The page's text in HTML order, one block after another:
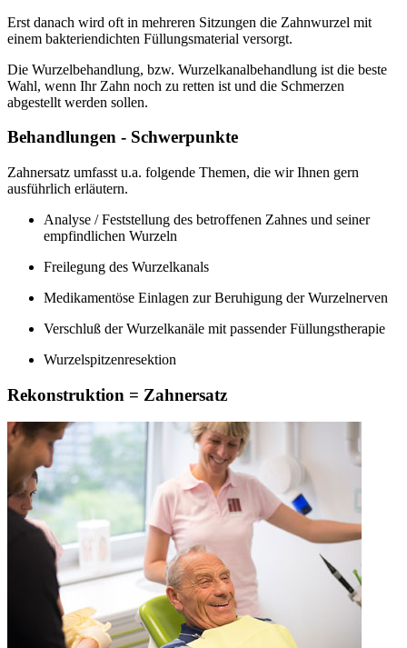
Erst danach wird oft in mehreren Sitzungen die Zahnwurzel mit
einem bakteriendichten Füllungsmaterial versorgt.
Die Wurzelbehandlung, bzw. Wurzelkanalbehandlung ist die beste
Wahl, wenn Ihr Zahn noch zu retten ist und die Schmerzen
abgestellt werden sollen.
Behandlungen - Schwerpunkte
Zahnersatz umfasst u.a. folgende Themen, die wir Ihnen gern
ausführlich erläutern.
Analyse / Feststellung des betroffenen Zahnes und seiner
empfindlichen Wurzeln
Freilegung des Wurzelkanals
Medikamentöse Einlagen zur Beruhigung der Wurzelnerven
Verschluß der Wurzelkanäle mit passender Füllungstherapie
Wurzelspitzenresektion
Rekonstruktion = Zahnersatz